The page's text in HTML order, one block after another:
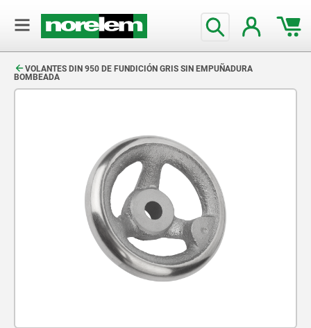
VOLANTES DIN 950 DE FUNDICIÓN GRIS SIN EMPUÑADURA
BOMBEADA